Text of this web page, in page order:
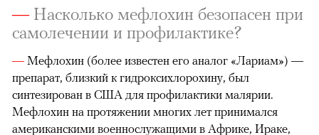
— Насколько мефлохин безопасен при
самолечении и профилактике?
— Мефлохин (более известен его аналог «Лариам») —
препарат, близкий к гидроксихлорохину, был
синтезирован в США для профилактики малярии.
Мефлохин на протяжении многих лет принимался
американскими военнослужащими в Африке, Ираке,